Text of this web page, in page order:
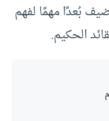
بُعدًا مهمًا لفهم
الحكيم.